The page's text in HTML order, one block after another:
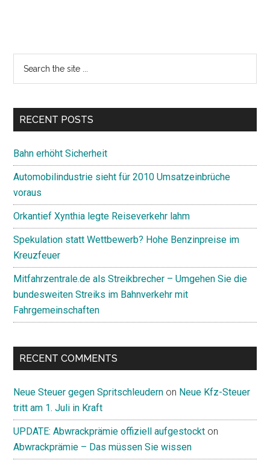
Primary
Sidebar
...
RECENT POSTS
Bahn erhöht Sicherheit
Automobilindustrie sieht für 2010 Umsatzeinbrüche
voraus
Orkantief Xynthia legte Reiseverkehr lahm
Spekulation statt Wettbewerb? Hohe Benzinpreise im
Kreuzfeuer
Mitfahrzentrale.de als Streikbrecher – Umgehen Sie die
bundesweiten Streiks im Bahnverkehr mit
Fahrgemeinschaften
RECENT COMMENTS
Neue Steuer gegen Spritschleudern on Neue Kfz-Steuer
tritt am 1. Juli in Kraft
UPDATE: Abwrackprämie offiziell aufgestockt on
Abwrackprämie – Das müssen Sie wissen